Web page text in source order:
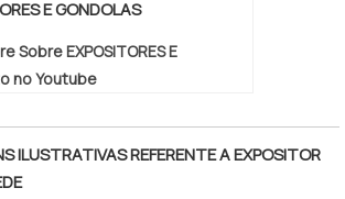
E GONDOLAS
Sobre EXPOSITORES E
no Youtube
ILUSTRATIVAS REFERENTE A EXPOSITOR